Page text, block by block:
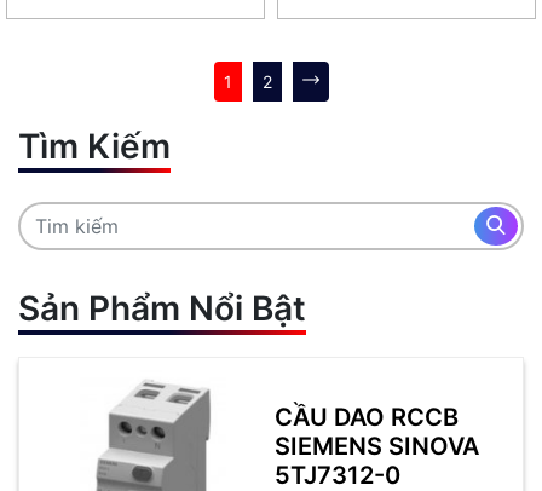
1 2
Tìm Kiếm
Sản Phẩm Nổi Bật
CẦU DAO RCCB
SIEMENS SINOVA
5TJ7312-0